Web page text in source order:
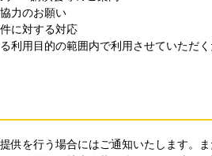
力のお願い
に対する対応
利用目的の範囲内で利用させていただ
供を行う場合にはご通知いたします。